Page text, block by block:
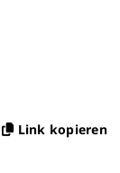
Link kopieren